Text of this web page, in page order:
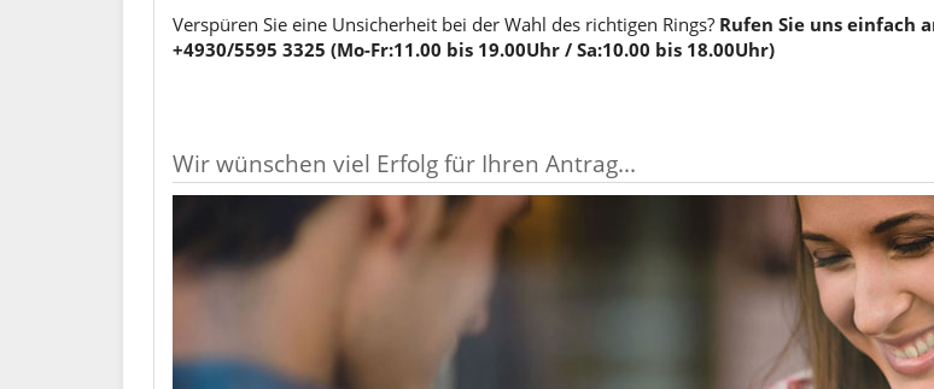
Verspüren Sie eine Unsicherheit bei der Wahl des richtigen Rings? Rufen Sie uns einfach
+4930/5595 3325 (Mo-Fr:11.00 bis 19.00Uhr / Sa:10.00 bis 18.00Uhr)
Wir wünschen viel Erfolg für Ihren Antrag...